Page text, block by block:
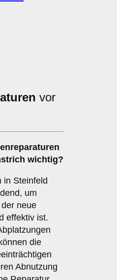
vor
wichtig?
in Steinfeld
um
neue
effektiv ist.
die
Abnutzung